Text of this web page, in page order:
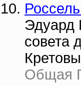
Эдуард
совета
Общая